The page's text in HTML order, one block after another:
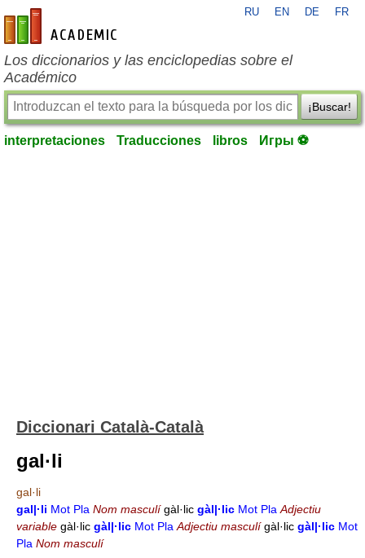
es-academic.com
RU EN DE FR
Los diccionarios y las enciclopedias sobre el
Académico
¡Buscar!
interpretaciones Traducciones libros Игры ⚽
Diccionari Català-Català
gal·li
gal·li
gal|·li Mot Pla Nom masculígàl·lic gàl|·lic Mot Pla Adjectiu
variable gàl·lic gàl|·lic Mot Pla Adjectiu masculígàl·lic gàl|·lic Mot
Pla Nom masculí